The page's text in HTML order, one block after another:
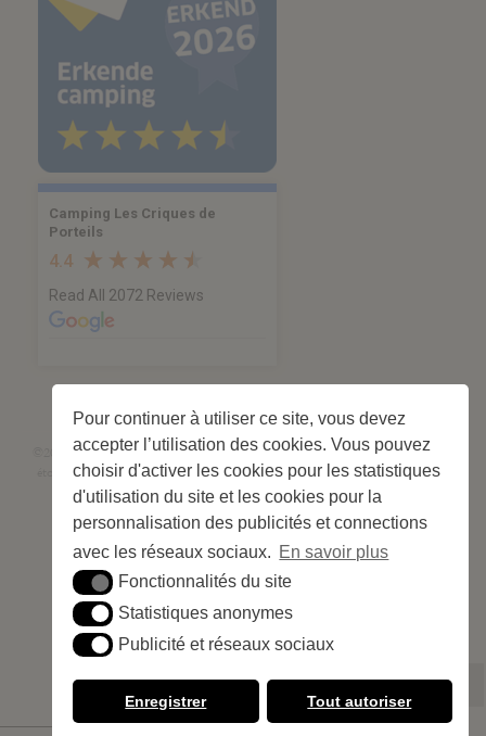
Pour continuer à utiliser ce site, vous devez
accepter l’utilisation des cookies. Vous pouvez
choisir d'activer les cookies pour les statistiques
d'utilisation du site et les cookies pour la
personnalisation des publicités et connections
avec les réseaux sociaux. En savoir plus
Fonctionnalités du site
Fonctionnalités du site
Statistiques anonymes
Statistiques anonymes
Publicité et réseaux sociaux
Publicité et réseaux sociaux
Enregistrer Tout autoriser
Camping Les Criques de
Porteils
4.4
Read All 2072 Reviews
©2026 Les Criques de Porteils | SIRET: 539 925 636 00026 - Classement 5
étoiles Tourisme N°C66-001852-004 du 28 mai 2026 – 244 emplacements
Site web réalisé par Cédric Postel Webmaster